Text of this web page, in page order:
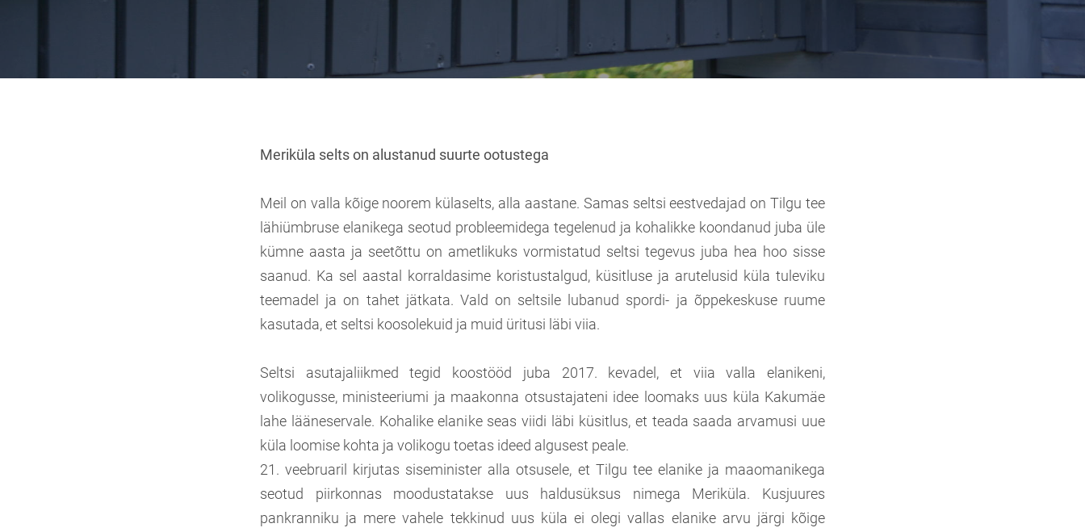
Meriküla selts on alustanud suurte ootustega
Meil on valla kõige noorem külaselts, alla aastane. Samas seltsi eestvedajad on Tilgu tee
lähiümbruse elanikega seotud probleemidega tegelenud ja kohalikke koondanud juba üle
kümne aasta ja seetõttu on ametlikuks vormistatud seltsi tegevus juba hea hoo sisse
saanud. Ka sel aastal korraldasime koristustalgud, küsitluse ja arutelusid küla tuleviku
teemadel ja on tahet jätkata. Vald on seltsile lubanud spordi- ja õppekeskuse ruume
kasutada, et seltsi koosolekuid ja muid üritusi läbi viia.
Seltsi asutajaliikmed tegid koostööd juba 2017. kevadel, et viia valla elanikeni,
volikogusse, ministeeriumi ja maakonna otsustajateni idee loomaks uus küla Kakumäe
lahe lääneservale. Kohalike elanike seas viidi läbi küsitlus, et teada saada arvamusi uue
küla loomise kohta ja volikogu toetas ideed algusest peale.
21. veebruaril kirjutas siseminister alla otsusele, et Tilgu tee elanike ja maaomanikega
seotud piirkonnas moodustatakse uus haldusüksus nimega Meriküla. Kusjuures
pankranniku ja mere vahele tekkinud uus küla ei olegi vallas elanike arvu järgi kõige